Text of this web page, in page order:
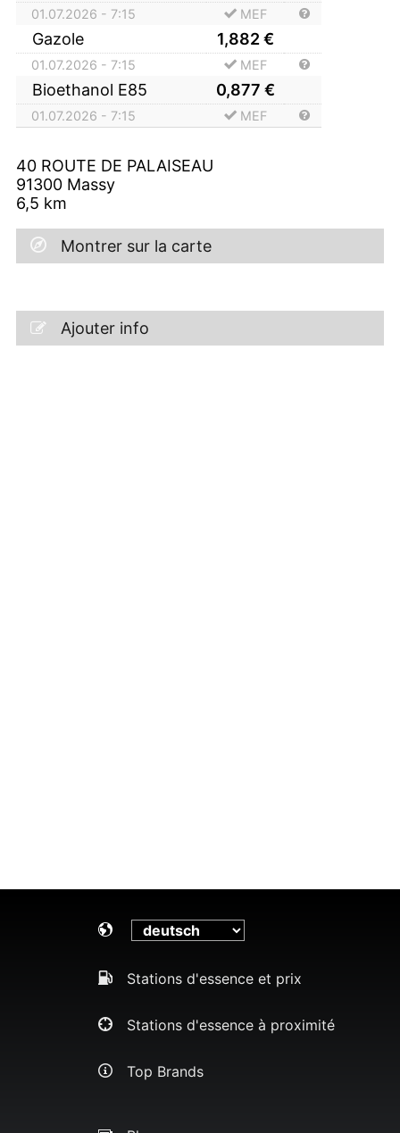
01.07.2026 - 7:15 MEF
Gazole 1,882€
01.07.2026 - 7:15 MEF
Bioethanol E85 0,877 €
01.07.2026 - 7:15 MEF
40 ROUTE DE PALAISEAU
91300 Massy
6,5 km
Montrer sur la carte
Ajouter info
Stations d'essence et prix
Stations d'essence à proximité
Top Brands